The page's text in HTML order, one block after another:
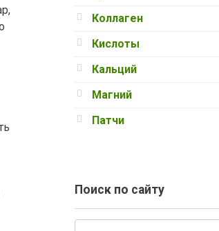
Коллаген
Кислоты
Кальций
Магний
Патчи
Поиск по сайту